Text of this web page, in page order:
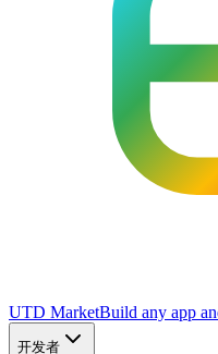
UTD MarketBuild any app
开发者